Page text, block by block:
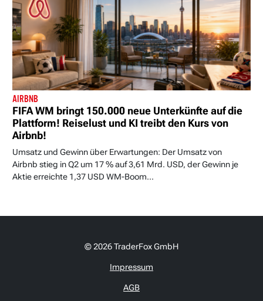
AIRBNB
FIFA WM bringt 150.000 neue Unterkünfte auf die
Plattform! Reiselust und KI treibt den Kurs von
Airbnb!
Umsatz und Gewinn über Erwartungen: Der Umsatz von
Airbnb stieg in Q2 um 17 % auf 3,61 Mrd. USD, der Gewinn je
Aktie erreichte 1,37 USD WM-Boom...
© 2026 TraderFox GmbH
Impressum
AGB